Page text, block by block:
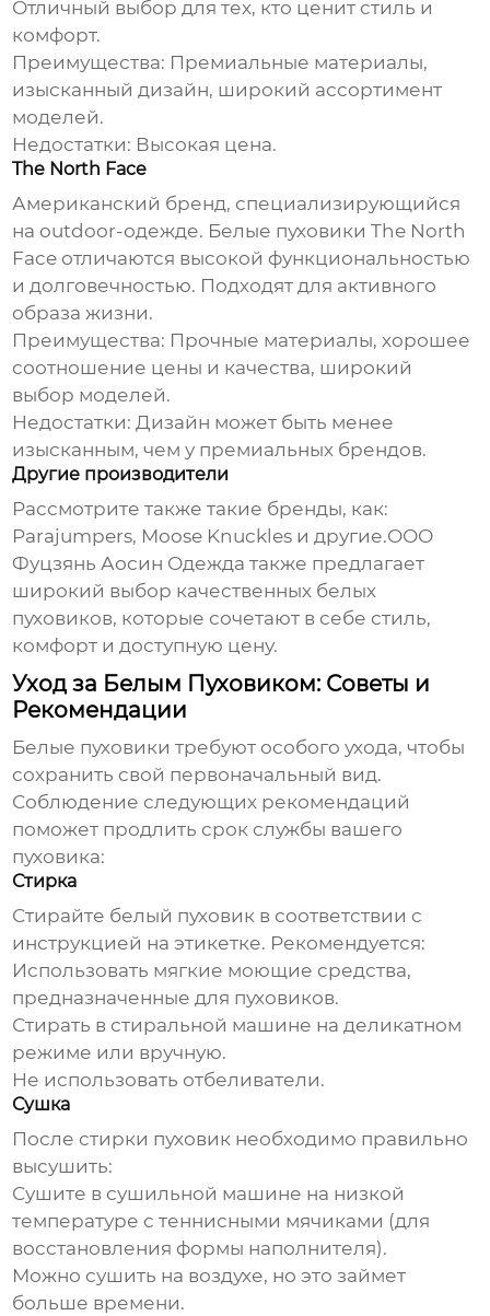
Отличный выбор для тех, кто ценит стиль и
комфорт.
Преимущества: Премиальные материалы,
изысканный дизайн, широкий ассортимент
моделей.
Недостатки: Высокая цена.
The North Face
Американский бренд, специализирующийся
на outdoor-одежде. Белые пуховики The North
Face отличаются высокой функциональностью
и долговечностью. Подходят для активного
образа жизни.
Преимущества: Прочные материалы, хорошее
соотношение цены и качества, широкий
выбор моделей.
Недостатки: Дизайн может быть менее
изысканным, чем у премиальных брендов.
Другие производители
Рассмотрите также такие бренды, как:
Parajumpers, Moose Knuckles и другие.ООО
Фуцзянь Аосин Одежда также предлагает
широкий выбор качественных белых
пуховиков, которые сочетают в себе стиль,
комфорт и доступную цену.
Уход за Белым Пуховиком: Советы и
Рекомендации
Белые пуховики требуют особого ухода, чтобы
сохранить свой первоначальный вид.
Соблюдение следующих рекомендаций
поможет продлить срок службы вашего
пуховика:
Стирка
Стирайте белый пуховик в соответствии с
инструкцией на этикетке. Рекомендуется:
Использовать мягкие моющие средства,
предназначенные для пуховиков.
Стирать в стиральной машине на деликатном
режиме или вручную.
Не использовать отбеливатели.
Сушка
После стирки пуховик необходимо правильно
высушить:
Сушите в сушильной машине на низкой
температуре с теннисными мячиками (для
восстановления формы наполнителя).
Можно сушить на воздухе, но это займет
больше времени.